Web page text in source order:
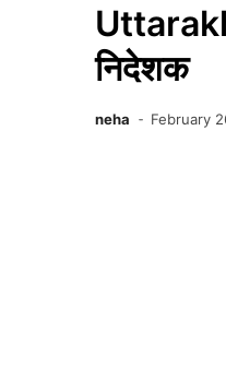
निदेशक
neha February